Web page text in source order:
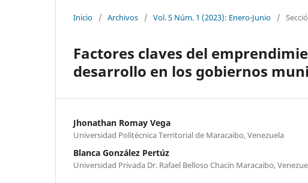
Inicio / Archivos / Vol. 5 Núm. 1 (2023): Enero-Junio /
Factores claves del
desarrollo en los gobiernos
Jhonathan Romay Vega
Universidad Politécnica Territorial de Maracaibo, Venezuela
Blanca González Pertúz
Universidad Privada Dr. Rafael Belloso Chacín Maracaibo,